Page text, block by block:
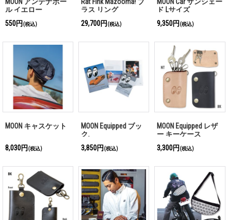
ル イエロー
550円 (税込)
ラス リング
29,700円 (税込)
ド Lサイズ
9,350円 (税込)
MOON キャスケット
8,030円 (税込)
MOON Equipped ブッ
ク.
3,850円 (税込)
MOON Equipped レザ
ー キーケース
3,300円 (税込)